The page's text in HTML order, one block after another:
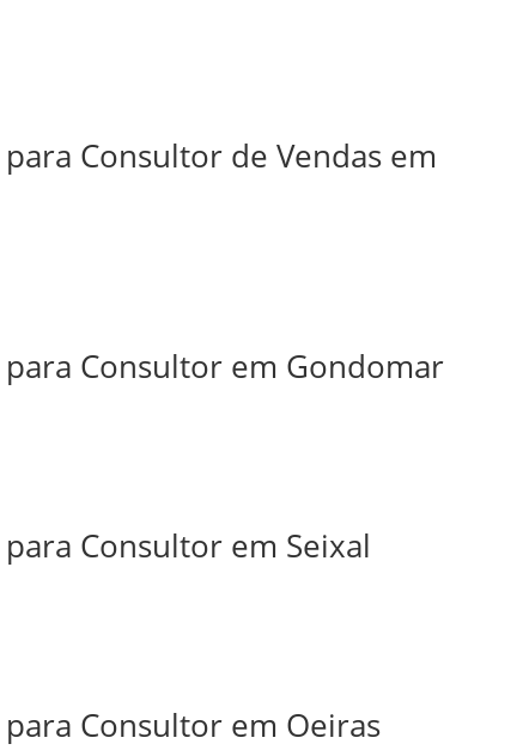
Consultor de Vendas em
Consultor em Gondomar
Consultor em Seixal
Consultor em Oeiras